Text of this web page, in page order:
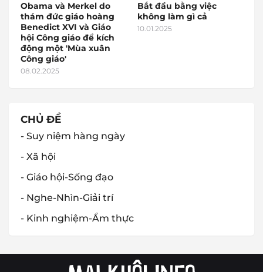
Obama và Merkel do
thám đức giáo hoàng
Benedict XVI và Giáo
hội Công giáo để kích
động một 'Mùa xuân
Công giáo'
08.02.2025
Bắt đầu bằng việc
không làm gì cả
10.01.2025
CHỦ ĐỀ
- Suy niệm hàng ngày
- Xã hội
- Giáo hội-Sống đạo
- Nghe-Nhìn-Giải trí
- Kinh nghiệm-Ẩm thực